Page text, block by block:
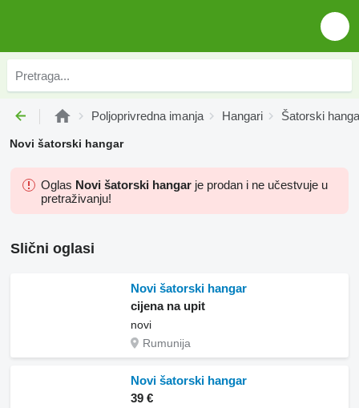
Poljoprivrednа imanjа Hangari Šatorski
Novi šatorski hangar
Oglas Novi šatorski hangar je prodan i ne učestvuje u
pretraživanju!
Slični oglasi
Novi šatorski hangar
cijena na upit
novi
Rumunija
Novi šatorski hangar
39 €